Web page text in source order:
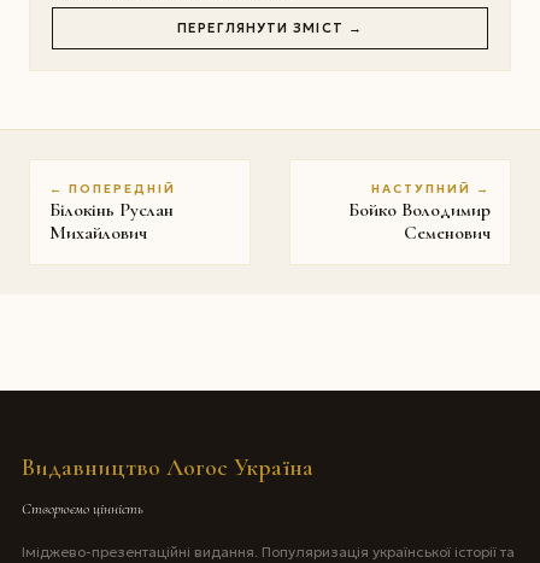
ПЕРЕГЛЯНУТИ ЗМІСТ →
← ПОПЕРЕДНІЙ
Білокінь Руслан
Михайлович
НАСТУПНИЙ →
Бойко Володимир
Семенович
Видавництво Логос Україна
Створюємо цінність
Іміджево-презентаційні видання. Популяризація української історії та